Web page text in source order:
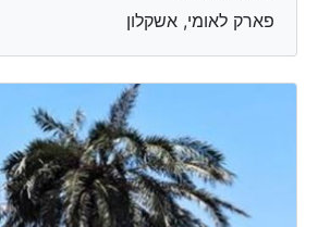
פארק לאומי, אשקלון